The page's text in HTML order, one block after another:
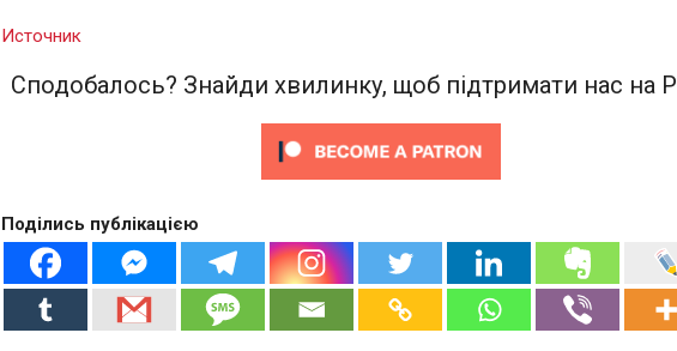
Источник
Сподобалось? Знайди хвилинку, щоб підтримати нас на
Поділись публікацією